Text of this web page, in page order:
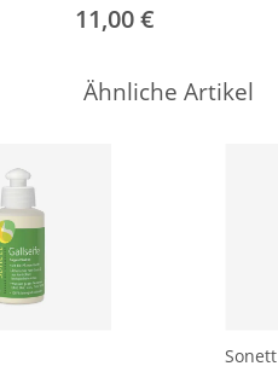
11,00 €
Ähnliche Artikel
Sonett